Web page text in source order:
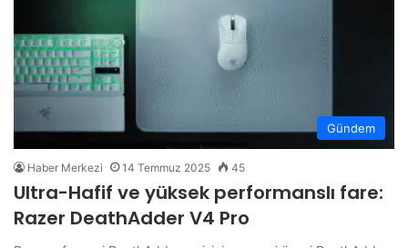
Gündem
Haber Merkezi 14 Temmuz 2025 45
Ultra-Hafif ve yüksek performanslı fare:
Razer DeathAdder V4 Pro